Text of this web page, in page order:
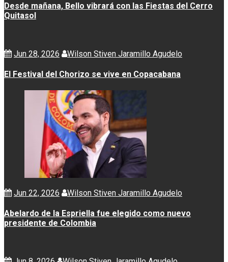
Desde mañana, Bello vibrará con las Fiestas del Cerro
Quitasol
Jun 28, 2026 Wilson Stiven Jaramillo Agudelo
El Festival del Chorizo se vive en Copacabana
Jun 22, 2026 Wilson Stiven Jaramillo Agudelo
Abelardo de la Espriella fue elegido como nuevo
presidente de Colombia